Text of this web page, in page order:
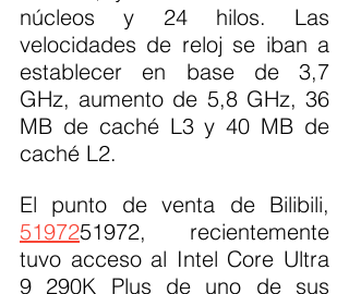
núcleos y 24 hilos. Las
velocidades de reloj se iban a
establecer en base de 3,7
GHz, aumento de 5,8 GHz, 36
MB de caché L3 y 40 MB de
caché L2.
5197251972, recientemente
tuvo acceso al Intel Core Ultra
9 290K Plus de uno de sus